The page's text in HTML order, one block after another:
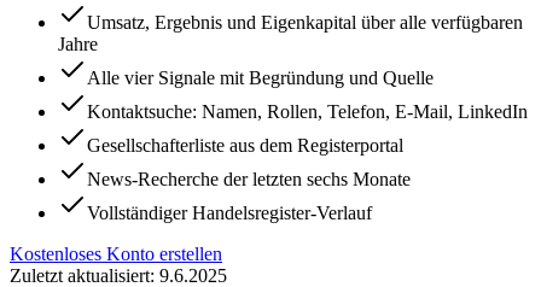
Umsatz, Ergebnis und Eigenkapital über alle verfügbaren
Jahre
Alle vier Signale mit Begründung und Quelle
Kontaktsuche: Namen, Rollen, Telefon, E-Mail, LinkedIn
Gesellschafterliste aus dem Registerportal
News-Recherche der letzten sechs Monate
Vollständiger Handelsregister-Verlauf
Kostenloses Konto erstellen
Zuletzt aktualisiert: 9.6.2025